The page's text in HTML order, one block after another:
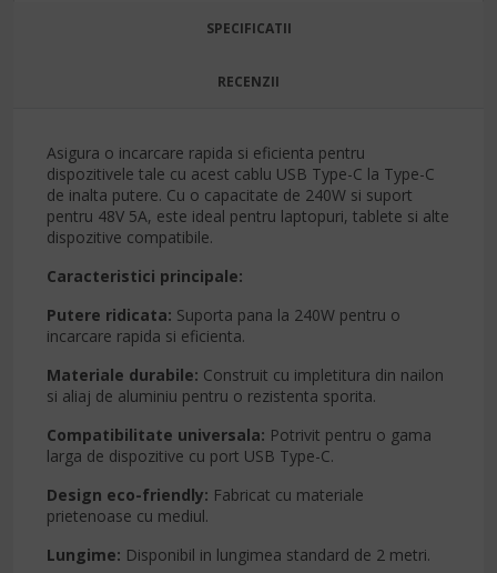
SPECIFICATII
RECENZII
Asigura o incarcare rapida si eficienta pentru
dispozitivele tale cu acest cablu USB Type-C la Type-C
de inalta putere. Cu o capacitate de 240W si suport
pentru 48V 5A, este ideal pentru laptopuri, tablete si alte
dispozitive compatibile.​
Caracteristici principale:
Putere ridicata: Suporta pana la 240W pentru o
incarcare rapida si eficienta.
Materiale durabile: Construit cu impletitura din nailon
si aliaj de aluminiu pentru o rezistenta sporita.
Compatibilitate universala: Potrivit pentru o gama
larga de dispozitive cu port USB Type-C.
Design eco-friendly: Fabricat cu materiale
prietenoase cu mediul.
Lungime: Disponibil in lungimea standard de 2 metri.